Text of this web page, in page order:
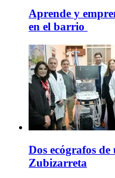
Aprende y
en el barrio
Dos ecógrafos
Zubizarreta